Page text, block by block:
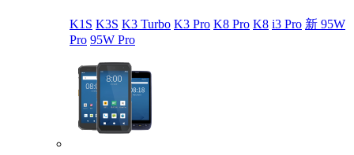
K1S K3S K3 Turbo K3 Pro K8 Pro K8 i3 Pro 新 95W
Pro 95W Pro